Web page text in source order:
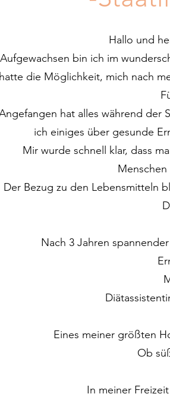
Hallo und
Aufgewachsen bin ich im
hatte die Möglichkeit, mich nach
hat alles während der
ich einiges über gesunde
Mir wurde schnell klar, dass
Der Bezug zu den Lebensmitteln
Nach 3 Jahren
Eines meiner größten
Ob
In meiner